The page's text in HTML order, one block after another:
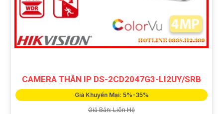
CAMERA THÂN IP DS-2CD2047G3-LI2UY/SRB
Giá Khuyến Mại: 5%-35%
Giá Bán: Liên Hệ